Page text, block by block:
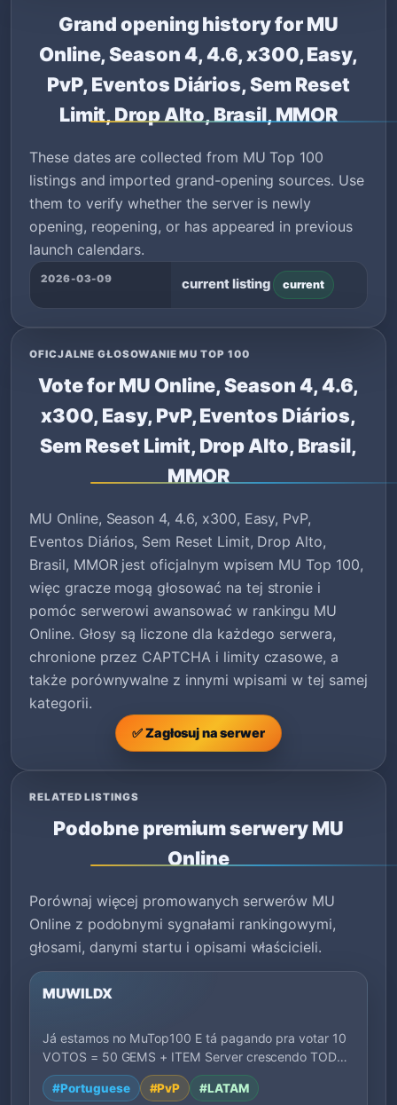
Grand opening history for MU
Online, Season 4, 4.6, x300, Easy,
PvP, Eventos Diários, Sem Reset
Limit, Drop Alto, Brasil, MMOR
These dates are collected from MU Top 100
listings and imported grand-opening sources. Use
them to verify whether the server is newly
opening, reopening, or has appeared in previous
launch calendars.
2026-03-09 current listing current
OFICJALNE GŁOSOWANIE MU TOP 100
Vote for MU Online, Season 4, 4.6,
x300, Easy, PvP, Eventos Diários,
Sem Reset Limit, Drop Alto, Brasil,
MMOR
MU Online, Season 4, 4.6, x300, Easy, PvP,
Eventos Diários, Sem Reset Limit, Drop Alto,
Brasil, MMOR jest oficjalnym wpisem MU Top 100,
więc gracze mogą głosować na tej stronie i
pomóc serwerowi awansować w rankingu MU
Online. Głosy są liczone dla każdego serwera,
chronione przez CAPTCHA i limity czasowe, a
także porównywalne z innymi wpisami w tej samej
kategorii.
✅ Zagłosuj na serwer
RELATED LISTINGS
Podobne premium serwery MU
Online
Porównaj więcej promowanych serwerów MU
Online z podobnymi sygnałami rankingowymi,
głosami, danymi startu i opisami właścicieli.
MUWILDX
Já estamos no MuTop100 E tá pagando pra votar 10
VOTOS = 50 GEMS + ITEM Server crescendo TODO
D…
#Portuguese #PvP #LATAM